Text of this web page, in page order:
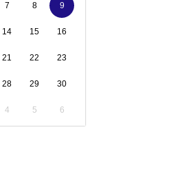
7 8 9
14 15 16
21 22 23
28 29 30
4 5 6